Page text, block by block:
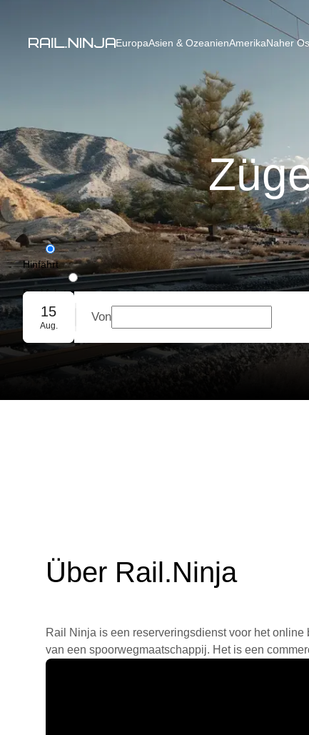
EuropaAsien & OzeanienAmerikaNaher
Hinfahrt
Rückfahrt
Gruppenbuchung
15
Aug.
Von
Über Rail.Ninja
Rail Ninja is een reserveringsdienst voor het
van een spoorwegmaatschappij. Het is een